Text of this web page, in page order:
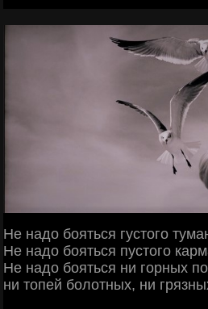
Не надо бояться густого
Не надо бояться пустого
Не надо бояться ни горных
ни топей болотных, ни